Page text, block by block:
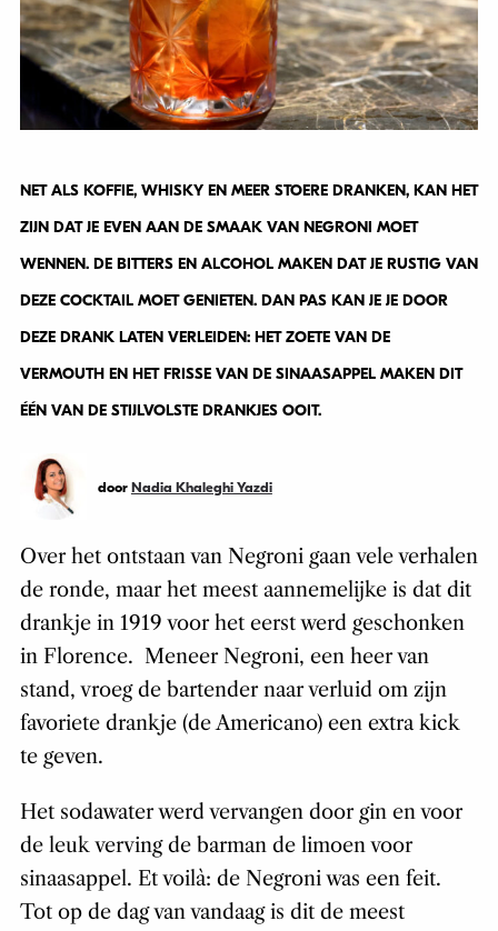
NET ALS KOFFIE, WHISKY EN MEER STOERE DRANKEN, KAN HET
ZIJN DAT JE EVEN AAN DE SMAAK VAN NEGRONI MOET
WENNEN. DE BITTERS EN ALCOHOL MAKEN DAT JE RUSTIG VAN
DEZE COCKTAIL MOET GENIETEN. DAN PAS KAN JE JE DOOR
DEZE DRANK LATEN VERLEIDEN: HET ZOETE VAN DE
VERMOUTH EN HET FRISSE VAN DE SINAASAPPEL MAKEN DIT
ÉÉN VAN DE STIJLVOLSTE DRANKJES OOIT.
door Nadia Khaleghi Yazdi
Over het ontstaan van Negroni gaan vele verhalen
de ronde, maar het meest aannemelijke is dat dit
drankje in 1919 voor het eerst werd geschonken
in Florence. Meneer Negroni, een heer van
stand, vroeg de bartender naar verluid om zijn
favoriete drankje (de Americano) een extra kick
te geven.
Het sodawater werd vervangen door gin en voor
de leuk verving de barman de limoen voor
sinaasappel. Et voilà: de Negroni was een feit.
Tot op de dag van vandaag is dit de meest